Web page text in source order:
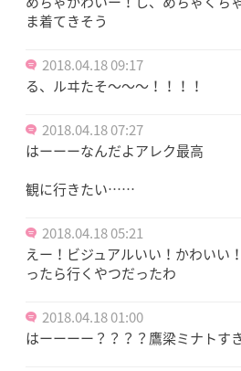
ま着てきそう
2018.04.18 09:17
る、ルヰたそ〜〜〜！！！！
2018.04.18 07:27
はーーーなんだよアレク最高
観に行きたい……
2018.04.18 05:21
えー！ビジュアルいい！かわいい
ったら行くやつだったわ
2018.04.18 01:00
はーーーー？？？？鷹梁ミナトす